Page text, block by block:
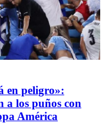
en peligro»:
a los puños con
América